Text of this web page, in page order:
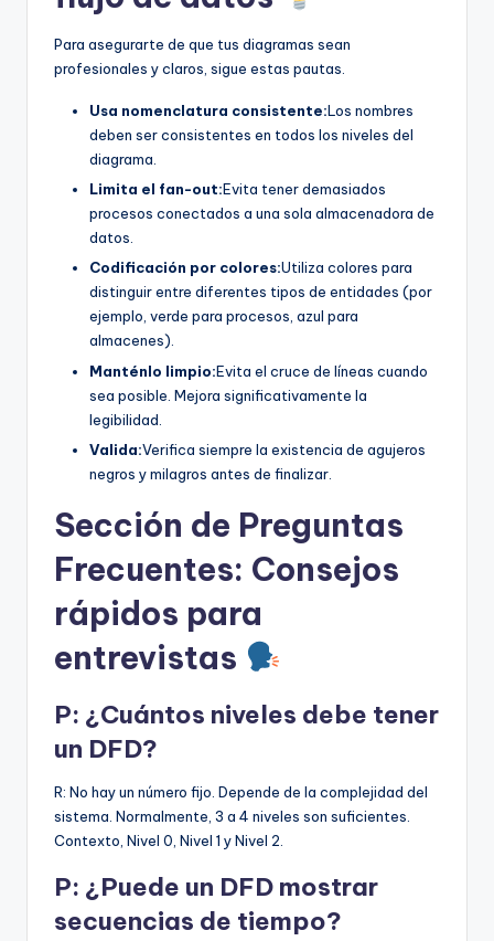
Para asegurarte de que tus diagramas sean
profesionales y claros, sigue estas pautas.
Usa nomenclatura consistente:Los nombres
deben ser consistentes en todos los niveles del
diagrama.
Limita el fan-out:Evita tener demasiados
procesos conectados a una sola almacenadora de
datos.
Codificación por colores:Utiliza colores para
distinguir entre diferentes tipos de entidades (por
ejemplo, verde para procesos, azul para
almacenes).
Manténlo limpio:Evita el cruce de líneas cuando
sea posible. Mejora significativamente la
legibilidad.
Valida:Verifica siempre la existencia de agujeros
negros y milagros antes de finalizar.
Sección de Preguntas
Frecuentes: Consejos
rápidos para
entrevistas
P: ¿Cuántos niveles debe tener
un DFD?
R: No hay un número fijo. Depende de la complejidad del
sistema. Normalmente, 3 a 4 niveles son suficientes.
Contexto, Nivel 0, Nivel 1 y Nivel 2.
P: ¿Puede un DFD mostrar
secuencias de tiempo?